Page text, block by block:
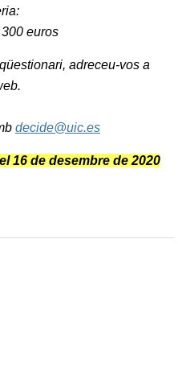
euros
adreceu-vos a
decide@uic.es
16 de desembre de 2020